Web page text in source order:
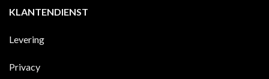
land
scoort
nog
eens
tegen
Wie
is
Haaland,
KLANTENDIENST
Levering
Privacy